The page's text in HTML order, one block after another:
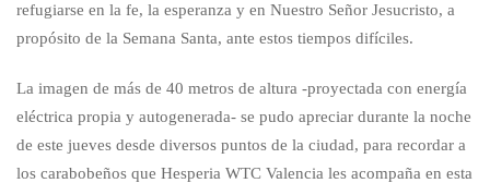
refugiarse en la fe, la esperanza y en Nuestro Señor Jesucristo, a
propósito de la Semana Santa, ante estos tiempos difíciles.
La imagen de más de 40 metros de altura -proyectada con energía
eléctrica propia y autogenerada- se pudo apreciar durante la noche
de este jueves desde diversos puntos de la ciudad, para recordar a
los carabobeños que Hesperia WTC Valencia les acompaña en esta